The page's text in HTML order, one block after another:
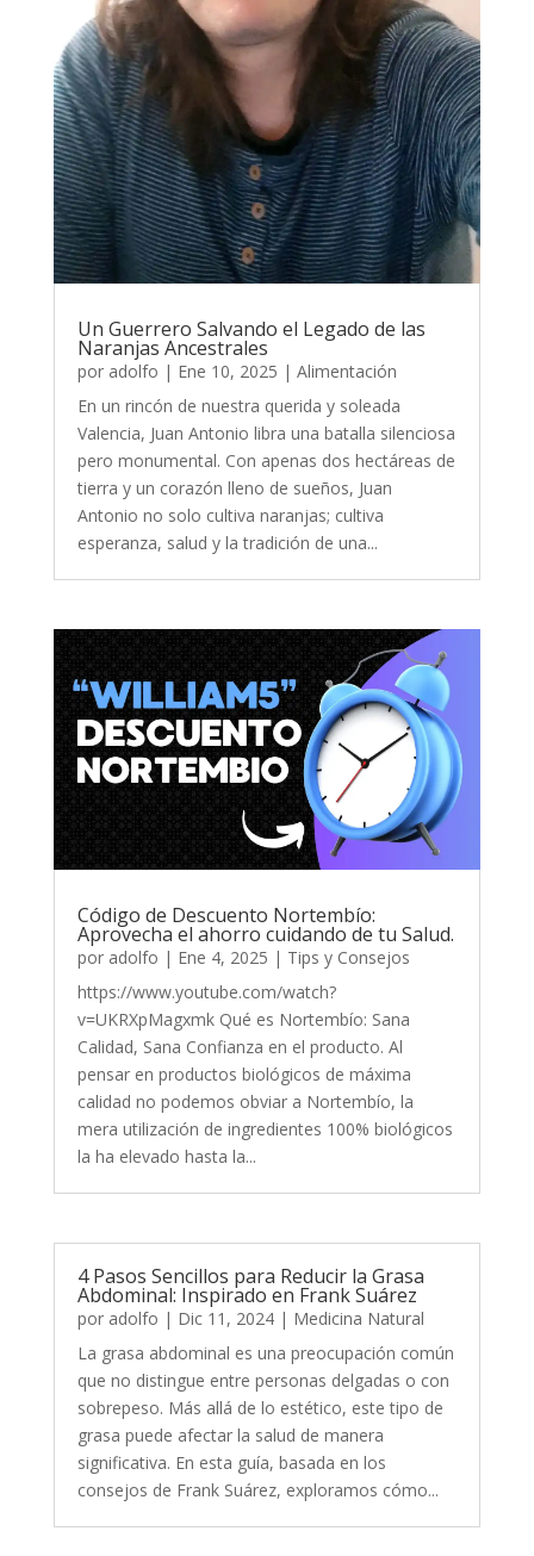
Un Guerrero Salvando el Legado de las
Naranjas Ancestrales
por adolfo | Ene 10, 2025 | Alimentación
En un rincón de nuestra querida y soleada
Valencia, Juan Antonio libra una batalla silenciosa
pero monumental. Con apenas dos hectáreas de
tierra y un corazón lleno de sueños, Juan
Antonio no solo cultiva naranjas; cultiva
esperanza, salud y la tradición de una...
Código de Descuento Nortembío:
Aprovecha el ahorro cuidando de tu Salud.
por adolfo | Ene 4, 2025 | Tips y Consejos
https://www.youtube.com/watch?
v=UKRXpMagxmk Qué es Nortembío: Sana
Calidad, Sana Confianza en el producto. Al
pensar en productos biológicos de máxima
calidad no podemos obviar a Nortembío, la
mera utilización de ingredientes 100% biológicos
la ha elevado hasta la...
4 Pasos Sencillos para Reducir la Grasa
Abdominal: Inspirado en Frank Suárez
por adolfo | Dic 11, 2024| Medicina Natural
La grasa abdominal es una preocupación común
que no distingue entre personas delgadas o con
sobrepeso. Más allá de lo estético, este tipo de
grasa puede afectar la salud de manera
significativa. En esta guía, basada en los
consejos de Frank Suárez, exploramos cómo...